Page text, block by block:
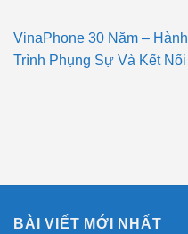
VinaPhone 30 Năm – Hành
Trình Phụng Sự Và Kết Nối
BÀI VIẾT MỚI NHẤT